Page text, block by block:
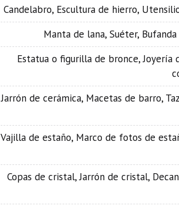
Candelabro, Escultura de hierro,
Manta de lana, Suéter,
Estatua o figurilla de bronce, Joyería
Jarrón de cerámica, Macetas de barro,
Vajilla de estaño, Marco de fotos de
Copas de cristal, Jarrón de cristal,